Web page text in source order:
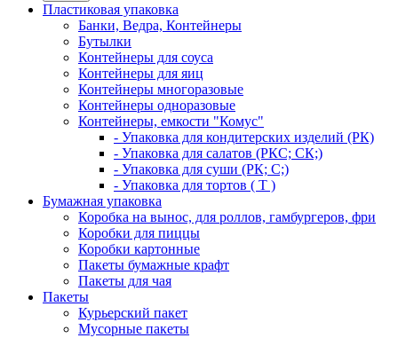
Пластиковая упаковка
Банки, Ведра, Контейнеры
Бутылки
Контейнеры для соуса
Контейнеры для яиц
Контейнеры многоразовые
Контейнеры одноразовые
Контейнеры, емкости "Комус"
- Упаковка для кондитерских изделий (РК)
- Упаковка для салатов (РКС; СК;)
- Упаковка для суши (РК; С;)
- Упаковка для тортов ( Т )
Бумажная упаковка
Коробка на вынос, для роллов, гамбургеров, фри
Коробки для пиццы
Коробки картонные
Пакеты бумажные крафт
Пакеты для чая
Пакеты
Курьерский пакет
Мусорные пакеты